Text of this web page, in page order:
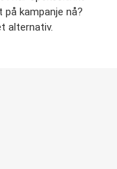
på kampanje nå?
alternativ.